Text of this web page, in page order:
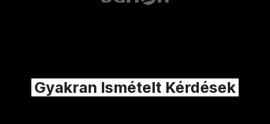
Gyakran Ismételt Kérdések